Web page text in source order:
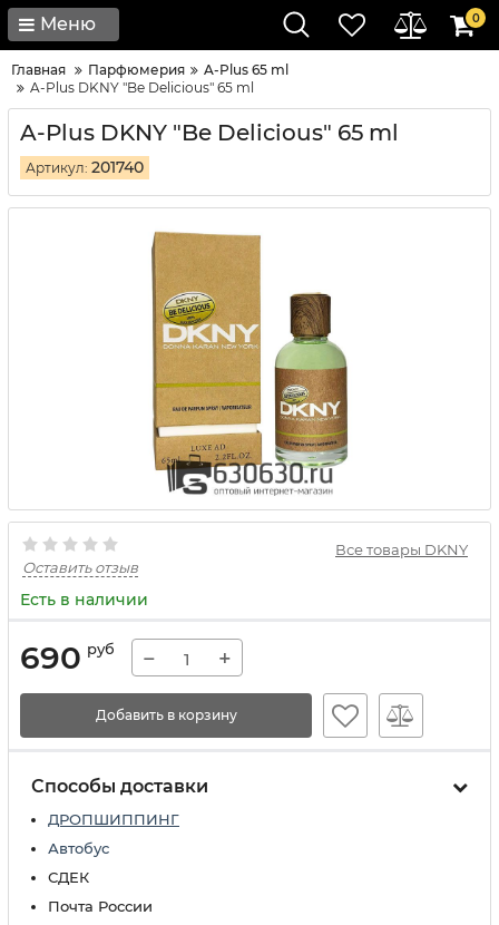
Меню 0
Главная Парфюмерия
A-Plus 65 ml
A-Plus DKNY "Be Delicious" 65 ml
A-Plus DKNY "Be Delicious" 65 ml
Артикул: 201740
Все товары DKNY
Оставить отзыв
Есть в наличии
690 руб − +
Добавить в корзину
Способы доставки
ДРОПШИППИНГ
Автобус
СДЕК
Почта России